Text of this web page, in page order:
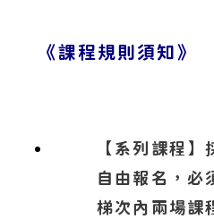
《課程規則須知》
【系列課程】
自由報名，必
梯次內兩場課